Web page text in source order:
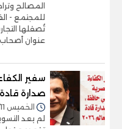
المصالح
للمجتمع -
تُصقلها
عنوان أصحاب
سفير
صدارة قادة
الخميس 11/يونيو/2026 - 04:00 م
لم يعد